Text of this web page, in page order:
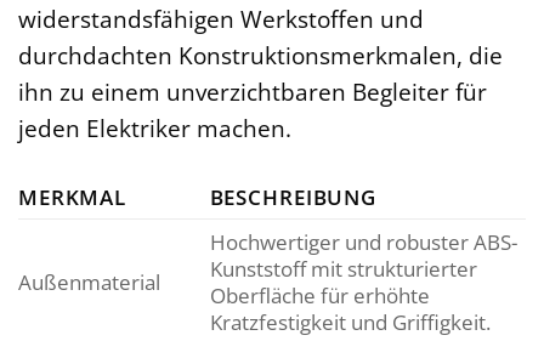
widerstandsfähigen Werkstoffen und
durchdachten Konstruktionsmerkmalen, die
ihn zu einem unverzichtbaren Begleiter für
jeden Elektriker machen.
MERKMAL BESCHREIBUNG
Außenmaterial
Hochwertiger und robuster ABS-
Kunststoff mit strukturierter
Oberfläche für erhöhte
Kratzfestigkeit und Griffigkeit.